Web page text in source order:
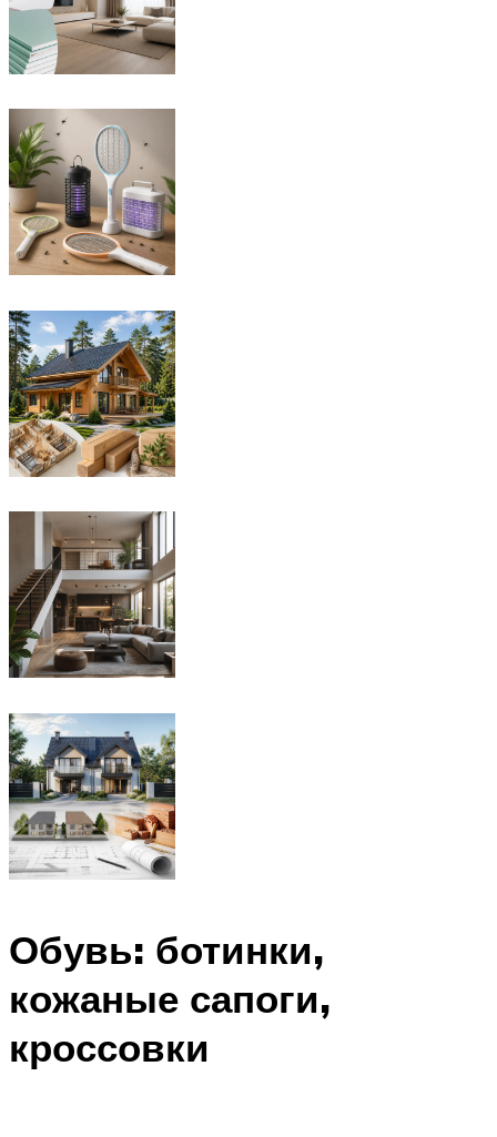
Обувь: ботинки,
кожаные сапоги,
кроссовки